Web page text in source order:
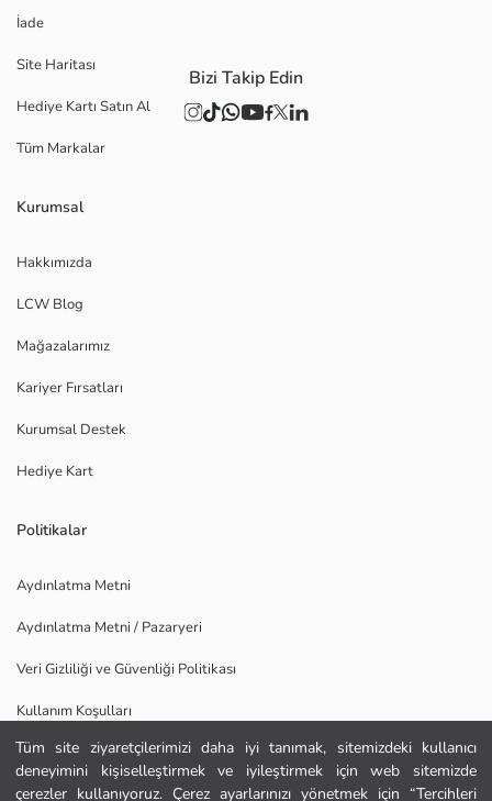
Tüm site ziyaretçilerimizi daha iyi tanımak, sitemizdeki kullanıcı
deneyimini kişiselleştirmek ve iyileştirmek için web sitemizde
çerezler kullanıyoruz. Çerez ayarlarınızı yönetmek için “Tercihleri
Ana Sayfa
İade
Site Haritası
Hediye Kartı Satın Al
Tüm Markalar
Kurumsal
Hakkımızda
LCW Blog
Mağazalarımız
Kariyer Fırsatları
Kurumsal Destek
Hediye Kart
Politikalar
Aydınlatma Metni
Aydınlatma Metni / Pazaryeri
Veri Gizliliği ve Güvenliği Politikası
Kullanım Koşulları
Uygulamamızı İndirin
Bizi Takip Edin